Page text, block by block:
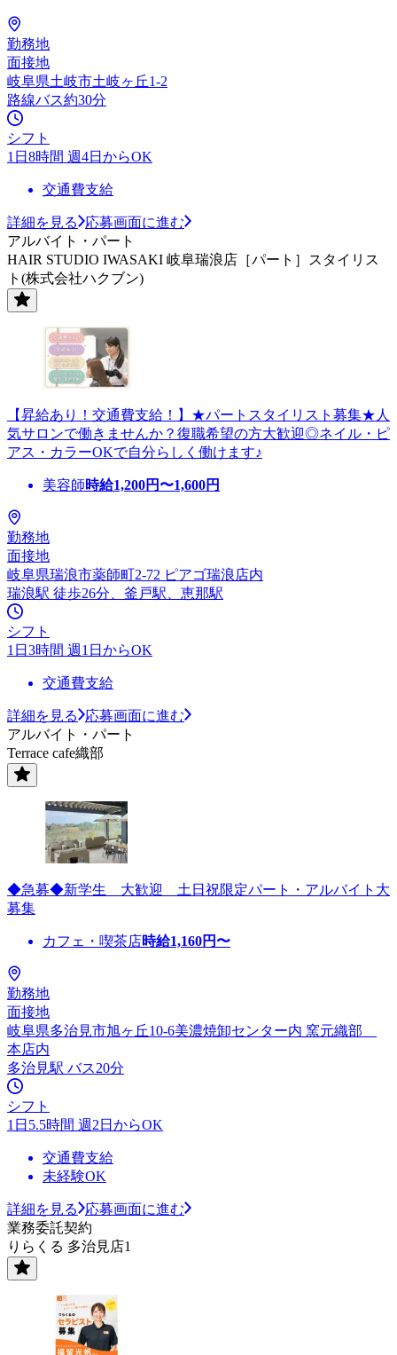
勤務地
面接地
岐阜県土岐市土岐ヶ丘1-2
路線バス約30分
シフト
1日8時間 週4日からOK
交通費支給
詳細を見る
応募画面に進む
アルバイト・パート
HAIR STUDIO IWASAKI 岐阜瑞浪店［パート］スタイリス
ト(株式会社ハクブン)
【昇給あり！交通費支給！】★パートスタイリスト募集★人
気サロンで働きませんか？復職希望の方大歓迎◎ネイル・ピ
アス・カラーOKで自分らしく働けます♪
美容師時給1,200円〜1,600円
勤務地
面接地
岐阜県瑞浪市薬師町2-72 ピアゴ瑞浪店内
瑞浪駅 徒歩26分、釜戸駅、恵那駅
シフト
1日3時間 週1日からOK
交通費支給
詳細を見る
応募画面に進む
アルバイト・パート
Terrace cafe織部
◆急募◆新学生 大歓迎 土日祝限定パート・アルバイト大
募集
カフェ・喫茶店時給1,160円〜
勤務地
面接地
岐阜県多治見市旭ヶ丘10-6美濃焼卸センター内 窯元織部
本店内
多治見駅 バス20分
シフト
1日5.5時間 週2日からOK
交通費支給
未経験OK
詳細を見る
応募画面に進む
業務委託契約
りらくる 多治見店1